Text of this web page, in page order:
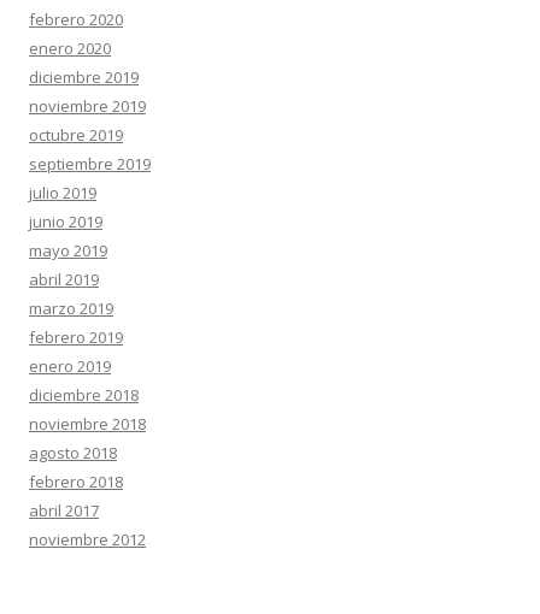
febrero 2020
enero 2020
diciembre 2019
noviembre 2019
octubre 2019
septiembre 2019
julio 2019
junio 2019
mayo 2019
abril 2019
marzo 2019
febrero 2019
enero 2019
diciembre 2018
noviembre 2018
agosto 2018
febrero 2018
abril 2017
noviembre 2012